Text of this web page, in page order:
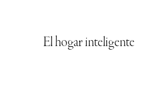
El hogar inteligente